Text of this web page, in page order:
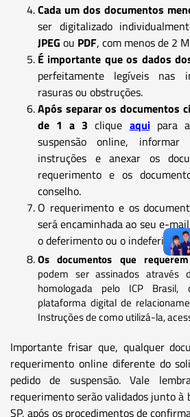
Cada um dos documentos
ser digitalizado
JPEG ou PDF, com menos de 2
É importante que os dados
perfeitamente legíveis nas
rasuras ou obstruções.
Após separar os documentos
de 1 a 3clique aquipara
suspensão online,
instruções e anexar os
requerimento e os
conselho.
O requerimento e os
será encaminhada ao seu e-
o deferimento ou o
Os documentos que
podem ser assinados através
homologada pelo ICP
plataforma digital de
Instruções de como utilizá-la,
Importante frisar que, qualquer
requerimento online diferente do
pedido de suspensão. Vale
requerimento serão validados junto à
SP, após os procedimentos de